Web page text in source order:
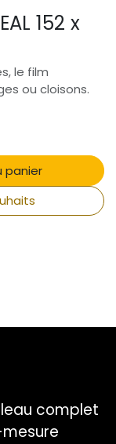
152 x
le film
ou cloisons.
panier
complet